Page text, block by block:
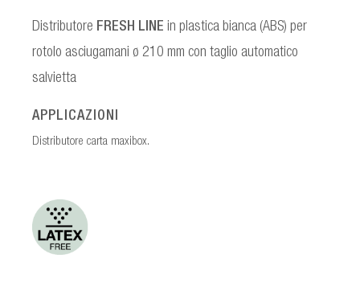
Distributore FRESH LINE in plastica bianca (ABS) per
rotolo asciugamani ø 210 mm con taglio automatico
salvietta
APPLICAZIONI
Distributore carta maxibox.